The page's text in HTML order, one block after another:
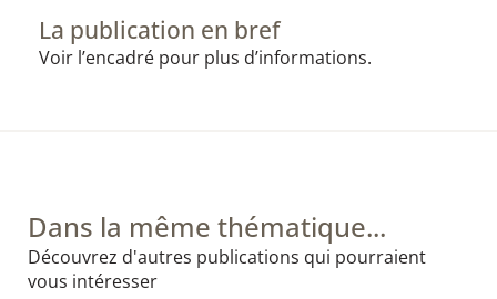
La publication en bref
Voir l’encadré pour plus d’informations.
Dans la même thématique...
Découvrez d'autres publications qui pourraient
vous intéresser